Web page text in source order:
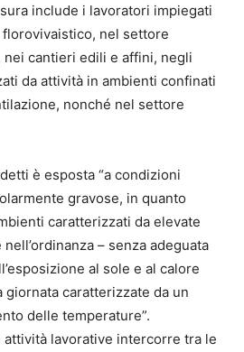
include i lavoratori impiegati
nel settore
nei cantieri edili e affini, negli
da attività in ambienti confinati
nonché nel settore
è esposta “a condizioni
gravose, in quanto
caratterizzati da elevate
– senza adeguata
al sole e al calore
caratterizzate da un
delle temperature”.
lavorative intercorre tra le